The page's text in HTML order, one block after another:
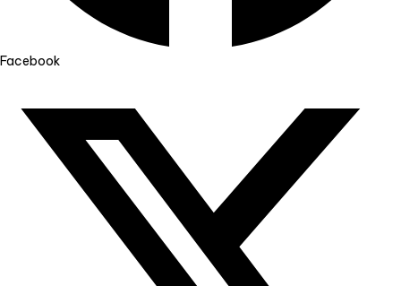
Facebook